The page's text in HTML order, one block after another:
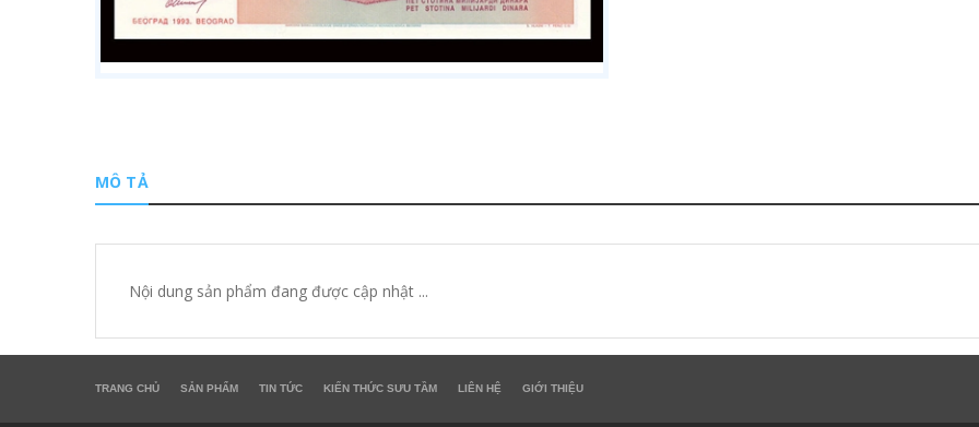
MÔ TẢ
Nội dung sản phẩm đang được cập nhật ...
TRANG CHỦ SẢN PHẨM TIN TỨC KIẾN THỨC SƯU TẦM LIÊN HỆ GIỚI THIỆU